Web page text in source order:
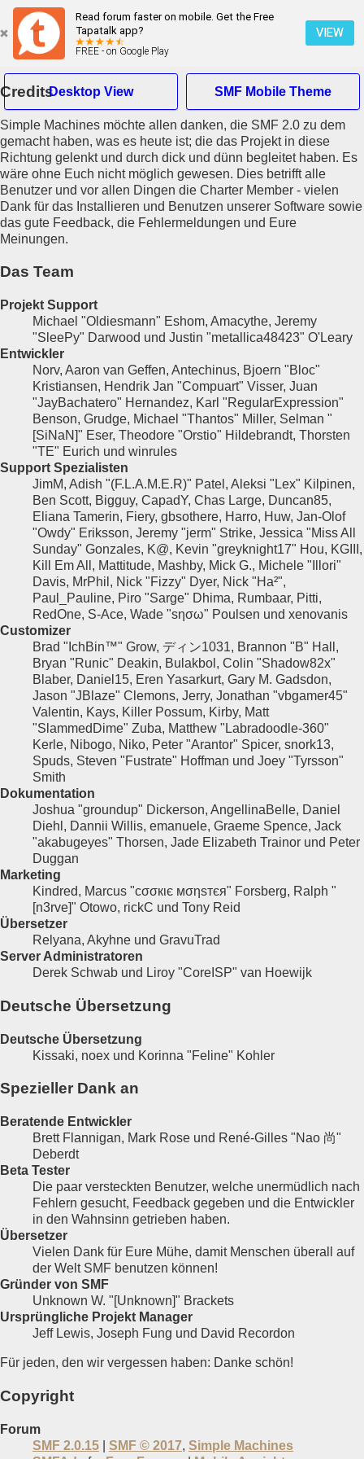
Read forum faster on mobile. Get the Free
Tapatalk app?
FREE - on Google Play
VIEW
Credits
Simple Machines möchte allen danken, die SMF 2.0 zu dem
gemacht haben, was es heute ist; die das Projekt in diese
Richtung gelenkt und durch dick und dünn begleitet haben. Es
wäre ohne Euch nicht möglich gewesen. Dies betrifft alle
Benutzer und vor allen Dingen die Charter Member - vielen
Dank für das Installieren und Benutzen unserer Software sowie
das gute Feedback, die Fehlermeldungen und Eure
Meinungen.
Das Team
Projekt Support
Michael "Oldiesmann" Eshom, Amacythe, Jeremy
"SleePy" Darwood und Justin "metallica48423" O'Leary
Entwickler
Norv, Aaron van Geffen, Antechinus, Bjoern "Bloc"
Kristiansen, Hendrik Jan "Compuart" Visser, Juan
"JayBachatero" Hernandez, Karl "RegularExpression"
Benson, Grudge, Michael "Thantos" Miller, Selman "
[SiNaN]" Eser, Theodore "Orstio" Hildebrandt, Thorsten
"TE" Eurich und winrules
Support Spezialisten
JimM, Adish "(F.L.A.M.E.R)" Patel, Aleksi "Lex" Kilpinen,
Ben Scott, Bigguy, CapadY, Chas Large, Duncan85,
Eliana Tamerin, Fiery, gbsothere, Harro, Huw, Jan-Olof
"Owdy" Eriksson, Jeremy "jerm" Strike, Jessica "Miss All
Sunday" Gonzales, K@, Kevin "greyknight17" Hou, KGIII,
Kill Em All, Mattitude, Mashby, Mick G., Michele "Illori"
Davis, MrPhil, Nick "Fizzy" Dyer, Nick "Ha²",
Paul_Pauline, Piro "Sarge" Dhima, Rumbaar, Pitti,
RedOne, S-Ace, Wade "sησω" Poulsen und xenovanis
Customizer
Brad "IchBin™" Grow, ディン1031, Brannon "B" Hall,
Bryan "Runic" Deakin, Bulakbol, Colin "Shadow82x"
Blaber, Daniel15, Eren Yasarkurt, Gary M. Gadsdon,
Jason "JBlaze" Clemons, Jerry, Jonathan "vbgamer45"
Valentin, Kays, Killer Possum, Kirby, Matt
"SlammedDime" Zuba, Matthew "Labradoodle-360"
Kerle, Nibogo, Niko, Peter "Arantor" Spicer, snork13,
Spuds, Steven "Fustrate" Hoffman und Joey "Tyrsson"
Smith
Dokumentation
Joshua "groundup" Dickerson, AngellinaBelle, Daniel
Diehl, Dannii Willis, emanuele, Graeme Spence, Jack
"akabugeyes" Thorsen, Jade Elizabeth Trainor und Peter
Duggan
Marketing
Kindred, Marcus "cσσкιє мσηѕтєя" Forsberg, Ralph "
[n3rve]" Otowo, rickC und Tony Reid
Übersetzer
Relyana, Akyhne und GravuTrad
Server Administratoren
Derek Schwab und Liroy "CoreISP" van Hoewijk
Deutsche Übersetzung
Deutsche Übersetzung
Kissaki, noex und Korinna "Feline" Kohler
Spezieller Dank an
Beratende Entwickler
Brett Flannigan, Mark Rose und René-Gilles "Nao 尚"
Deberdt
Beta Tester
Die paar versteckten Benutzer, welche unermüdlich nach
Fehlern gesucht, Feedback gegeben und die Entwickler
in den Wahnsinn getrieben haben.
Übersetzer
Vielen Dank für Eure Mühe, damit Menschen überall auf
der Welt SMF benutzen können!
Gründer von SMF
Unknown W. "[Unknown]" Brackets
Ursprüngliche Projekt Manager
Jeff Lewis, Joseph Fung und David Recordon
Für jeden, den wir vergessen haben: Danke schön!
Copyright
Forum
SMF 2.0.15
SMF © 2017, Simple Machines
Desktop View SMF Mobile Theme
Hallo Gast
Übersicht
Suche
Neueste Beiträge
Registrieren
Einloggen